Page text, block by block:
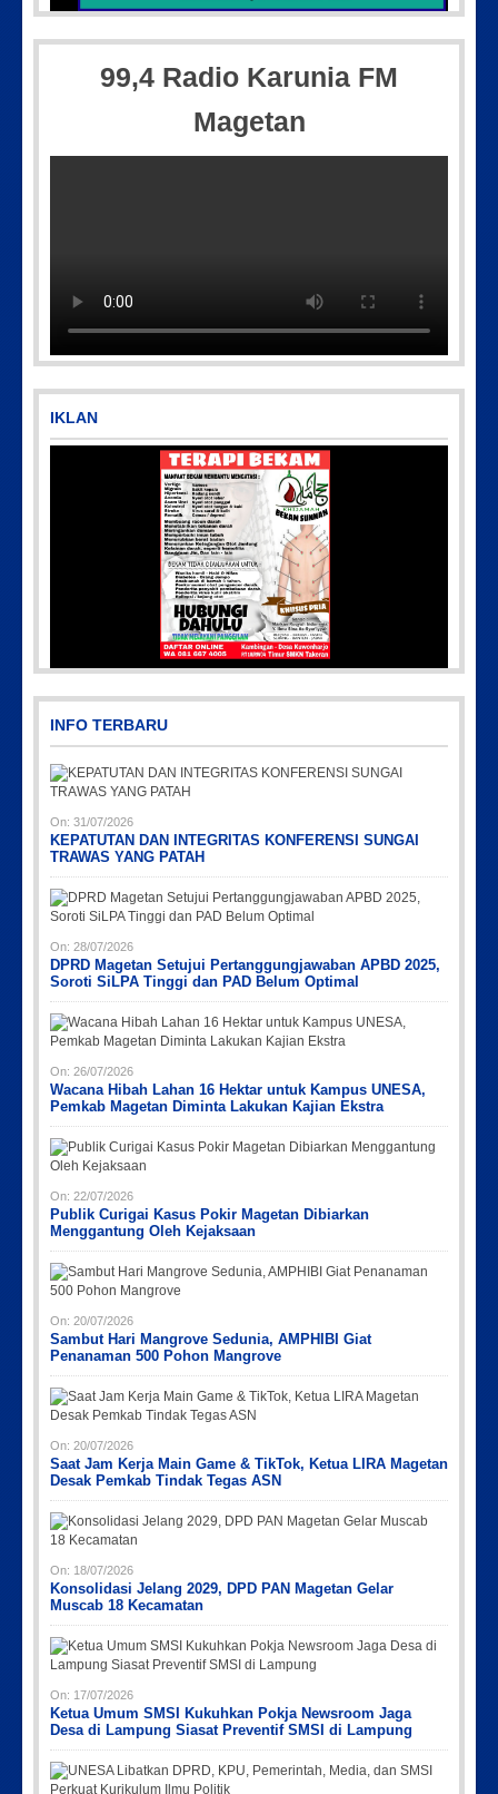
Picsart_23-04-10_00-36-15-097
99,4 Radio Karunia FM
Magetan
IKLAN
IMG_20230730_152959
Picsart_23-04-10_00-36-15-097
Picsart_23-04-12_12-24-51-034
Picsart_23-04-02_13-27-26-448
IMG-20191006-WA0043
INFO TERBARU
On: 31/07/2026
KEPATUTAN DAN INTEGRITAS KONFERENSI SUNGAI
TRAWAS YANG PATAH
On: 28/07/2026
DPRD Magetan Setujui Pertanggungjawaban APBD 2025,
Soroti SiLPA Tinggi dan PAD Belum Optimal
On: 26/07/2026
Wacana Hibah Lahan 16 Hektar untuk Kampus UNESA,
Pemkab Magetan Diminta Lakukan Kajian Ekstra
On: 22/07/2026
Publik Curigai Kasus Pokir Magetan Dibiarkan
Menggantung Oleh Kejaksaan
On: 20/07/2026
Sambut Hari Mangrove Sedunia, AMPHIBI Giat
Penanaman 500 Pohon Mangrove
On: 20/07/2026
Saat Jam Kerja Main Game & TikTok, Ketua LIRA Magetan
Desak Pemkab Tindak Tegas ASN
On: 18/07/2026
Konsolidasi Jelang 2029, DPD PAN Magetan Gelar
Muscab 18 Kecamatan
On: 17/07/2026
Ketua Umum SMSI Kukuhkan Pokja Newsroom Jaga
Desa di Lampung Siasat Preventif SMSI di Lampung